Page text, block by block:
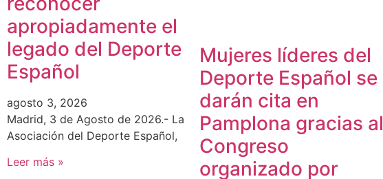
apropiadamente el
legado del Deporte
Español
agosto 3, 2026
Madrid, 3 de Agosto de 2026.- La
Asociación del Deporte Español,
Leer más »
Mujeres líderes del
Deporte Español se
darán cita en
Pamplona gracias al
Congreso
organizado por